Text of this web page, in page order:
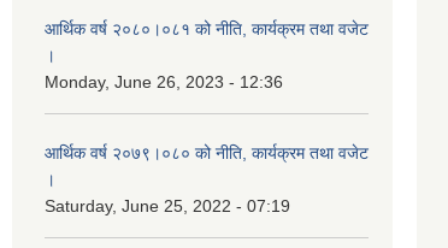
आर्थिक वर्ष २०८०।०८१ को नीति, कार्यक्रम तथा वजेट
।
Monday, June 26, 2023 - 12:36
आर्थिक वर्ष २०७९।०८० को नीति, कार्यक्रम तथा वजेट
।
Saturday, June 25, 2022 - 07:19